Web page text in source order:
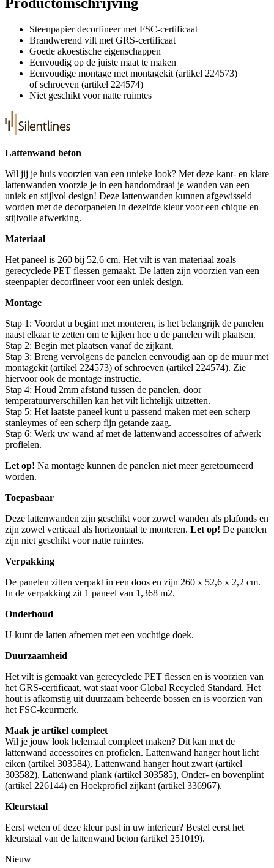
Steenpapier decorfineer met FSC-certificaat
Brandwerend vilt met GRS-certificaat
Goede akoestische eigenschappen
Eenvoudig op de juiste maat te maken
Eenvoudige montage met montagekit (artikel 224573)
of schroeven (artikel 224574)
Niet geschikt voor natte ruimtes
Lattenwand beton
Wil jij je huis voorzien van een unieke look? Met deze kant- en klare
lattenwanden voorzie je in een handomdraai je wanden van een
uniek en stijlvol design! Deze lattenwanden kunnen afgewisseld
worden met de decorpanelen in dezelfde kleur voor een chique en
stijlvolle afwerking.
Materiaal
Het paneel is 260 bij 52,6 cm. Het vilt is van materiaal zoals
gerecyclede PET flessen gemaakt. De latten zijn voorzien van een
steenpapier decorfineer voor een uniek design.
Montage
Stap 1: Voordat u begint met monteren, is het belangrijk de panelen
naast elkaar te zetten om te kijken hoe u de panelen wilt plaatsen.
Stap 2: Begin met plaatsen vanaf de zijkant.
Stap 3: Breng vervolgens de panelen eenvoudig aan op de muur met
montagekit (artikel 224573) of schroeven (artikel 224574). Zie
hiervoor ook de montage instructie.
Stap 4: Houd 2mm afstand tussen de panelen, door
temperatuurverschillen kan het vilt lichtelijk uitzetten.
Stap 5: Het laatste paneel kunt u passend maken met een scherp
stanleymes of een scherp fijn getande zaag.
Stap 6: Werk uw wand af met de lattenwand accessoires of afwerk
profielen.
Let op! Na montage kunnen de panelen niet meer geretourneerd
worden.
Toepasbaar
Deze lattenwanden zijn geschikt voor zowel wanden als plafonds en
zijn zowel verticaal als horizontaal te monteren. Let op! De panelen
zijn niet geschikt voor natte ruimtes.
Verpakking
De panelen zitten verpakt in een doos en zijn 260 x 52,6 x 2,2 cm.
In de verpakking zit 1 paneel van 1,368 m2.
Onderhoud
U kunt de latten afnemen met een vochtige doek.
Duurzaamheid
Het vilt is gemaakt van gerecyclede PET flessen en is voorzien van
het GRS-certificaat, wat staat voor Global Recycled Standard. Het
hout is afkomstig uit duurzaam beheerde bossen en is voorzien van
het FSC-keurmerk.
Maak je artikel compleet
Wil je jouw look helemaal compleet maken? Dit kan met de
lattenwand accessoires en profielen. Lattenwand hanger hout licht
eiken (artikel 303584), Lattenwand hanger hout zwart (artikel
303582), Lattenwand plank (artikel 303585), Onder- en bovenplint
(artikel 226144) en Hoekprofiel zijkant (artikel 336967).
Kleurstaal
Eerst weten of deze kleur past in uw interieur? Bestel eerst het
kleurstaal van de lattenwand beton (artikel 251019).
Nieuw